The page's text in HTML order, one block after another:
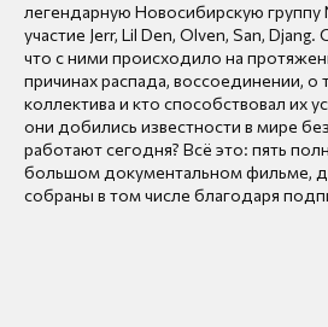
легендарную Новосибирскую группу
участие Jerr, Lil Den, Olven, San,
что с ними происходило на
причинах распада, воссоединении, о
коллектива и кто способствовал их
они добились известности в мире
работают сегодня? Всё это: пять
большом документальном фильме,
собраны в том числе благодаря